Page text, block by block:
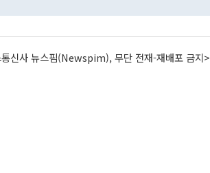
신사 뉴스핌(Newspim), 무단 전재-재배포 금지>